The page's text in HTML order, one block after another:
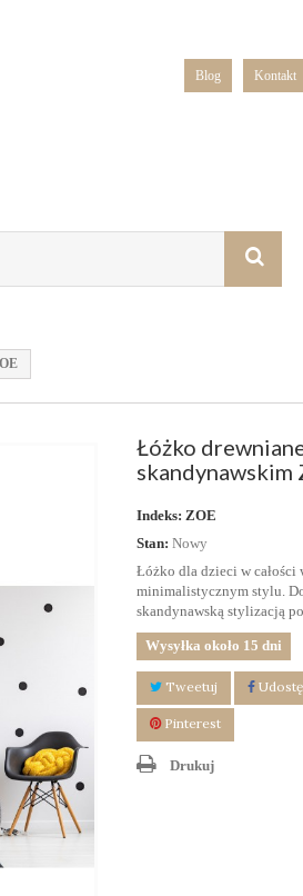
Blog Kontakt
Łóżko
skandynawskim
Indeks: ZOE
Stan: Nowy
Łóżko dla dzieci w całości
minimalistycznym stylu.
skandynawską stylizacją
Wysyłka około 15 dni
Tweetuj
Pinterest
Drukuj